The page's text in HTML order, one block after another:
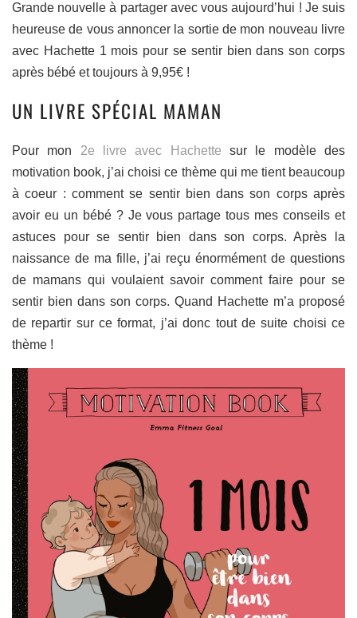
Grande nouvelle à partager avec vous aujourd’hui ! Je suis
heureuse de vous annoncer la sortie de mon nouveau livre
avec Hachette 1 mois pour se sentir bien dans son corps
après bébé et toujours à 9,95€ !
UN LIVRE SPÉCIAL MAMAN
Pour mon 2e livre avec Hachette sur le modèle des
motivation book, j’ai choisi ce thème qui me tient beaucoup
à coeur : comment se sentir bien dans son corps après
avoir eu un bébé ? Je vous partage tous mes conseils et
astuces pour se sentir bien dans son corps. Après la
naissance de ma fille, j’ai reçu énormément de questions
de mamans qui voulaient savoir comment faire pour se
sentir bien dans son corps. Quand Hachette m’a proposé
de repartir sur ce format, j’ai donc tout de suite choisi ce
thème !